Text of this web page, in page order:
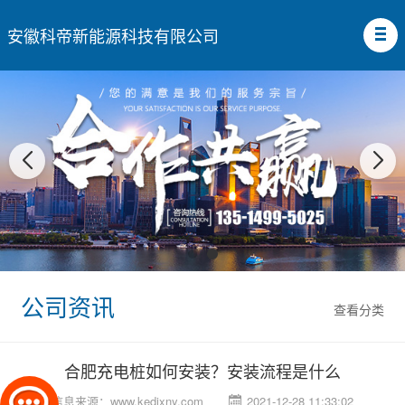
安徽科帝新能源科技有限公司
查看分类
公司资讯
合肥充电桩如何安装？安装流程是什么
信息来源： www.kedixny.com 2021-12-28 11:33:02